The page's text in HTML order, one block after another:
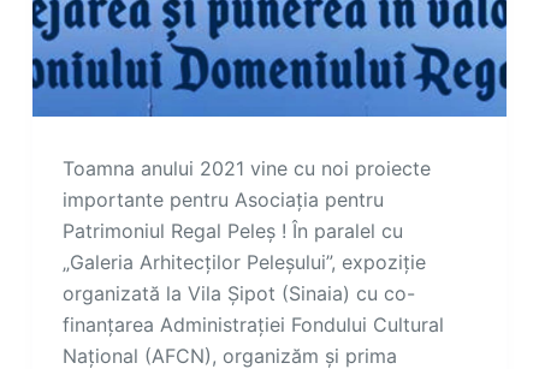
Toamna anului 2021 vine cu noi proiecte
importante pentru Asociația pentru
Patrimoniul Regal Peleș ! În paralel cu
„Galeria Arhitecților Peleșului”, expoziție
organizată la Vila Șipot (Sinaia) cu co-
finanțarea Administrației Fondului Cultural
Național (AFCN), organizăm și prima